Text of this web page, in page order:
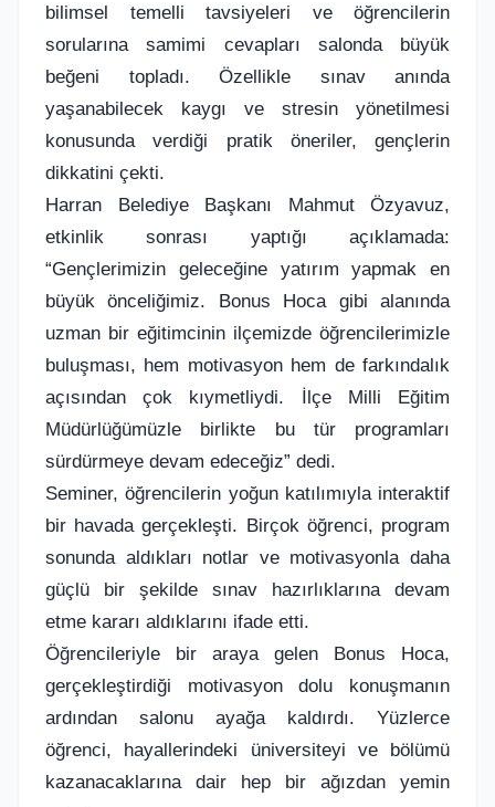
bilimsel temelli tavsiyeleri ve öğrencilerin
sorularına samimi cevapları salonda büyük
beğeni topladı. Özellikle sınav anında
yaşanabilecek kaygı ve stresin yönetilmesi
konusunda verdiği pratik öneriler, gençlerin
dikkatini çekti.
Harran Belediye Başkanı Mahmut Özyavuz,
etkinlik sonrası yaptığı açıklamada:
“Gençlerimizin geleceğine yatırım yapmak en
büyük önceliğimiz. Bonus Hoca gibi alanında
uzman bir eğitimcinin ilçemizde öğrencilerimizle
buluşması, hem motivasyon hem de farkındalık
açısından çok kıymetliydi. İlçe Milli Eğitim
Müdürlüğümüzle birlikte bu tür programları
sürdürmeye devam edeceğiz” dedi.
Seminer, öğrencilerin yoğun katılımıyla interaktif
bir havada gerçekleşti. Birçok öğrenci, program
sonunda aldıkları notlar ve motivasyonla daha
güçlü bir şekilde sınav hazırlıklarına devam
etme kararı aldıklarını ifade etti.
Öğrencileriyle bir araya gelen Bonus Hoca,
gerçekleştirdiği motivasyon dolu konuşmanın
ardından salonu ayağa kaldırdı. Yüzlerce
öğrenci, hayallerindeki üniversiteyi ve bölümü
kazanacaklarına dair hep bir ağızdan yemin